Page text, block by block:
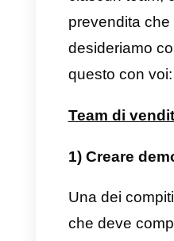
Le
sono tutto
la